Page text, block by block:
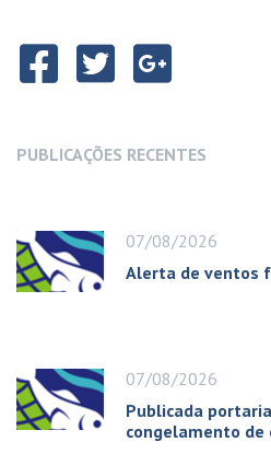
PUBLICAÇÕES RECENTES
07/08/2026
Alerta de ventos
07/08/2026
Publicada
congelamento de